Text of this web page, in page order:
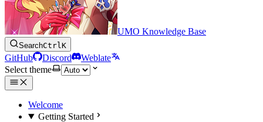
UMO Knowledge Base
SearchCtrlK
GitHub Discord
Weblate
Select theme
Welcome
Getting Started